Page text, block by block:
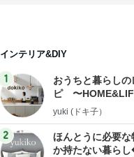
インテリア&DIY
1
おうちと暮らしの
ピ 〜
yuki (ドキ子）
2
ほんとうに必要な
か持たない暮ら